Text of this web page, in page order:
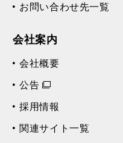
お問い合わせ先一覧
会社案内
会社概要
公告
採用情報
関連サイト一覧